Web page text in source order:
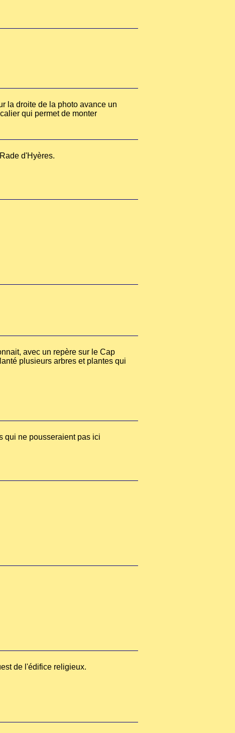
la droite de la photo avance un
qui permet de monter
d'Hyères.
avec un repère sur le Cap
plusieurs arbres et plantes qui
qui ne pousseraient pas ici
de l'édifice religieux.